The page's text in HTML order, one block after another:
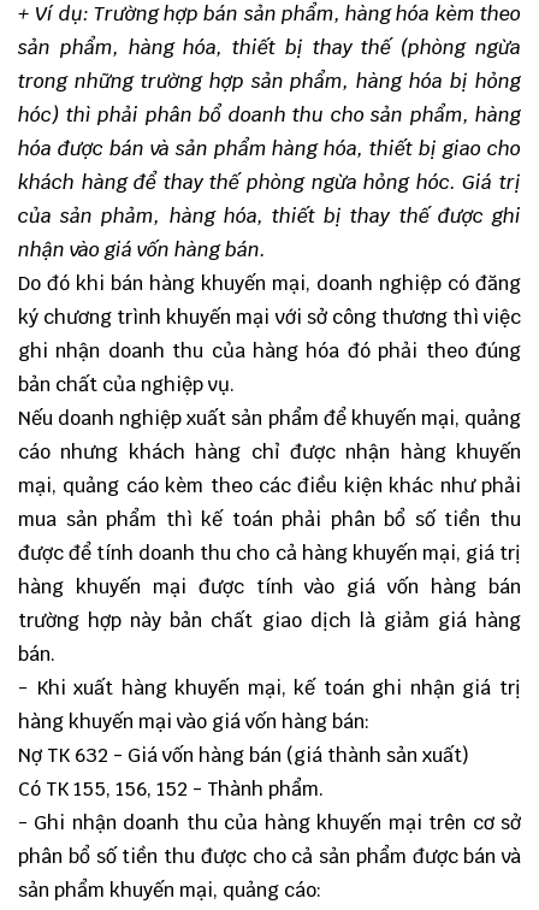
+ Ví dụ: Trường hợp bán sản phẩm, hàng hóa kèm theo
sản phẩm, hàng hóa, thiết bị thay thế (phòng ngừa
trong những trường hợp sản phẩm, hàng hóa bị hỏng
hóc) thì phải phân bổ doanh thu cho sản phẩm, hàng
hóa được bán và sản phẩm hàng hóa, thiết bị giao cho
khách hàng để thay thế phòng ngừa hỏng hóc. Giá trị
của sản phảm, hàng hóa, thiết bị thay thế được ghi
nhận vào giá vốn hàng bán.
Do đó khi bán hàng khuyến mại, doanh nghiệp có đăng
ký chương trình khuyến mại với sở công thương thì việc
ghi nhận doanh thu của hàng hóa đó phải theo đúng
bản chất của nghiệp vụ.
Nếu doanh nghiệp xuất sản phẩm để khuyến mại, quảng
cáo nhưng khách hàng chỉ được nhận hàng khuyến
mại, quảng cáo kèm theo các điều kiện khác như phải
mua sản phẩm thì kế toán phải phân bổ số tiền thu
được để tính doanh thu cho cả hàng khuyến mại, giá trị
hàng khuyến mại được tính vào giá vốn hàng bán
trường hợp này bản chất giao dịch là giảm giá hàng
bán.
- Khi xuất hàng khuyến mại, kế toán ghi nhận giá trị
hàng khuyến mại vào giá vốn hàng bán:
Nợ TK 632 - Giá vốn hàng bán (giá thành sản xuất)
Có TK 155, 156, 152 - Thành phẩm.
- Ghi nhận doanh thu của hàng khuyến mại trên cơ sở
phân bổ số tiền thu được cho cả sản phẩm được bán và
sản phẩm khuyến mại, quảng cáo: